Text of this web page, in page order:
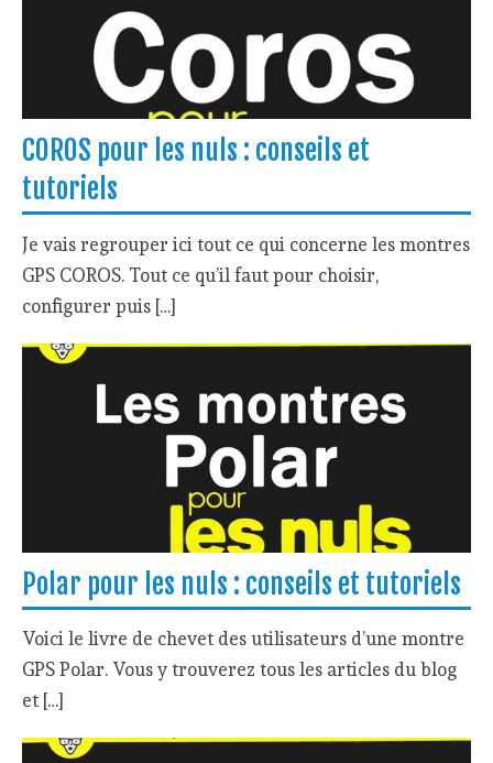
COROS pour les nuls : conseils et
tutoriels
Je vais regrouper ici tout ce qui concerne les montres
GPS COROS. Tout ce qu’il faut pour choisir,
configurer puis […]
Polar pour les nuls : conseils et tutoriels
Voici le livre de chevet des utilisateurs d’une montre
GPS Polar. Vous y trouverez tous les articles du blog
et […]